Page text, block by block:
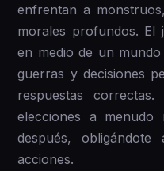
enfrentan a
morales profundos. El
en medio de un
guerras y decisiones
respuestas
elecciones a
después,
acciones.